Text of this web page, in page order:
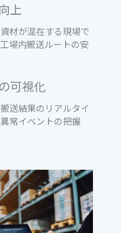
上
材が混在する現場で
場内搬送ルートの安
可視化
送結果のリアルタイ
常イベントの把握